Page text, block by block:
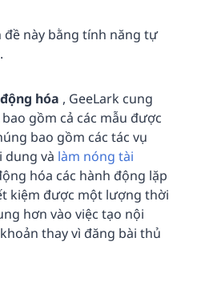
đề này bằng tính năng tự
hóa , GeeLark cung
gồm cả các mẫu được
bao gồm các tác vụ
dung và làm nóng tài
hóa các hành động lặp
kiệm được một lượng thời
hơn vào việc tạo nội
thay vì đăng bài thủ